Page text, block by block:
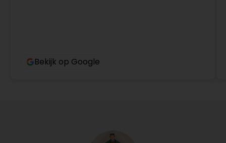
Bekijk op Google